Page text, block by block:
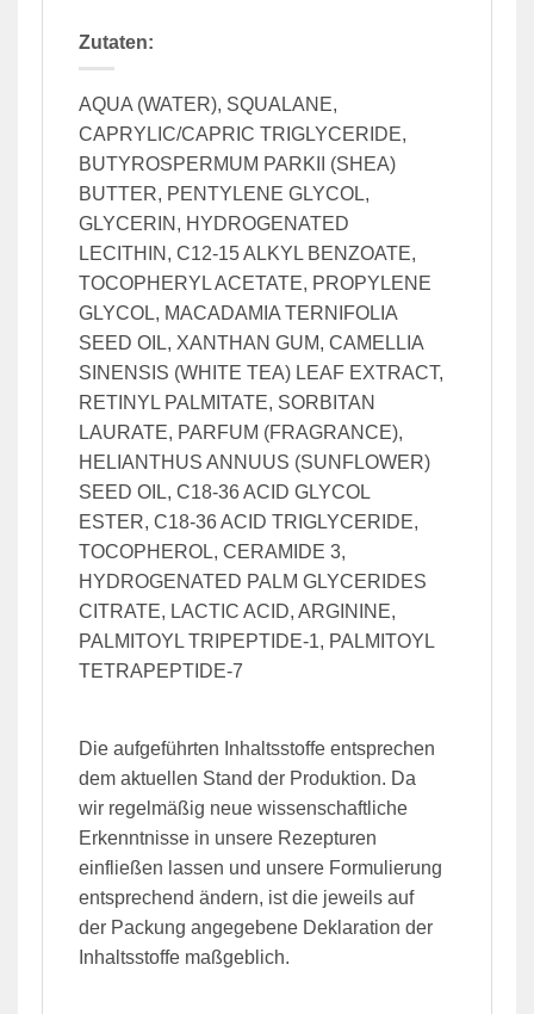
Zutaten:
AQUA (WATER), SQUALANE,
CAPRYLIC/CAPRIC TRIGLYCERIDE,
BUTYROSPERMUM PARKII (SHEA)
BUTTER, PENTYLENE GLYCOL,
GLYCERIN, HYDROGENATED
LECITHIN, C12-15 ALKYL BENZOATE,
TOCOPHERYL ACETATE, PROPYLENE
GLYCOL, MACADAMIA TERNIFOLIA
SEED OIL, XANTHAN GUM, CAMELLIA
SINENSIS (WHITE TEA) LEAF EXTRACT,
RETINYL PALMITATE, SORBITAN
LAURATE, PARFUM (FRAGRANCE),
HELIANTHUS ANNUUS (SUNFLOWER)
SEED OIL, C18-36 ACID GLYCOL
ESTER, C18-36 ACID TRIGLYCERIDE,
TOCOPHEROL, CERAMIDE 3,
HYDROGENATED PALM GLYCERIDES
CITRATE, LACTIC ACID, ARGININE,
PALMITOYL TRIPEPTIDE-1, PALMITOYL
TETRAPEPTIDE-7
Die aufgeführten Inhaltsstoffe entsprechen
dem aktuellen Stand der Produktion. Da
wir regelmäßig neue wissenschaftliche
Erkenntnisse in unsere Rezepturen
einfließen lassen und unsere Formulierung
entsprechend ändern, ist die jeweils auf
der Packung angegebene Deklaration der
Inhaltsstoffe maßgeblich.